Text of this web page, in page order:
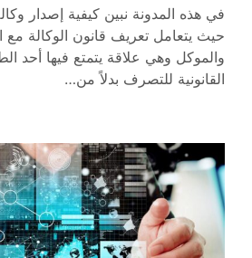
في هذه المدونة نبين كيفية إصدار
حيث يتعامل تعريف قانون الوكالة مع
والموكل وهي علاقة يتمتع فيها أحد
القانونية للتصرف بدلاً من…